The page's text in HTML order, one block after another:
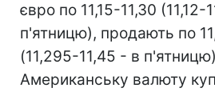
євро по 11,15-11,30 (11,12-
п'ятницю), продають по
(11,295-11,45 - в
Американську валюту